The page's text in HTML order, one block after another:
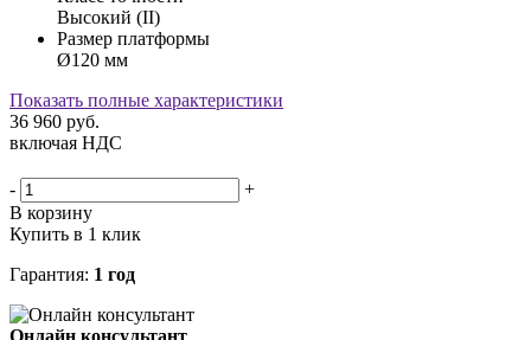
Высокий (II)
Размер платформы
Ø120 мм
Показать полные характеристики
36 960 руб.
включая НДС
-
+
В корзину
Купить в 1 клик
Гарантия: 1 год
Онлайн консультант